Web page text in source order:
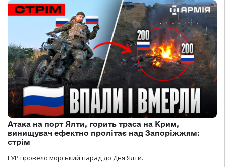
Атака на порт Ялти, горить траса на Крим,
винищувач ефектно пролітає над Запоріжжям:
стрім
ГУР провело морський парад до Дня Ялти.